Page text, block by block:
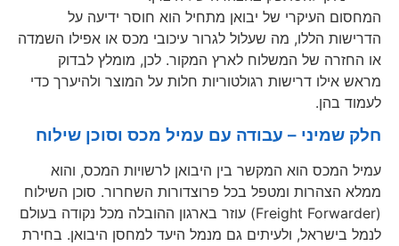
המחסום העיקרי של יבואן מתחיל הוא חוסר ידיעה על
הדרישות הללו, מה שעלול לגרור עיכובי מכס או אפילו השמדה
או החזרה של המשלוח לארץ המקור. לכן, מומלץ לבדוק
מראש אילו דרישות רגולטוריות חלות על המוצר ולהיערך כדי
לעמוד בהן.
חלק שמיני – עבודה עם עמיל מכס וסוכן שילוח
עמיל המכס הוא המקשר בין היבואן לרשויות המכס, והוא
ממלא הצהרות ומטפל בכל פרוצדורות השחרור. סוכן השילוח
(Freight Forwarder) עוזר בארגון ההובלה מכל נקודה בעולם
לנמל בישראל, ולעיתים גם מנמל היעד למחסן היבואן. בחירת